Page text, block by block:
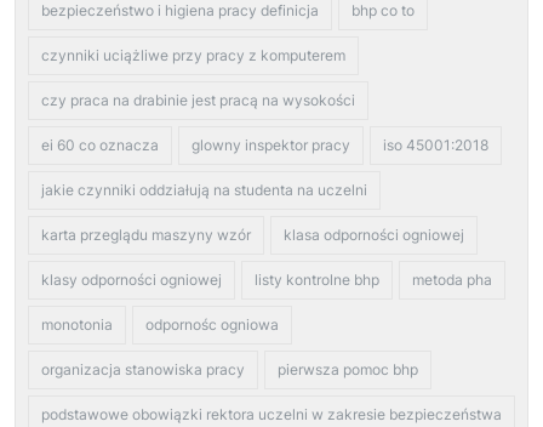
bezpieczeństwo i higiena pracy definicja bhp co to
czynniki uciążliwe przy pracy z komputerem
czy praca na drabinie jest pracą na wysokości
ei 60 co oznacza glowny inspektor pracy iso 45001:2018
jakie czynniki oddziałują na studenta na uczelni
karta przeglądu maszyny wzór klasa odporności ogniowej
klasy odporności ogniowej listy kontrolne bhp metoda pha
monotonia odpornośc ogniowa
organizacja stanowiska pracy pierwsza pomoc bhp
podstawowe obowiązki rektora uczelni w zakresie bezpieczeństwa